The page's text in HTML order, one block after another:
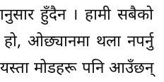
हुँदैन । हामी सबैको
ओछ्यानमा थला नपर्नु
यस्ता मोडहरू पनि आउँछन्